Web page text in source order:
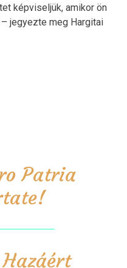
képviseljük, amikor ön
jegyezte meg Hargitai
Patria